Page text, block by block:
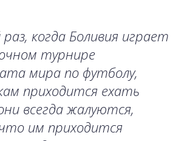
когда Боливия играет
турнире
мира по футболу,
приходится ехать
всегда жалуются,
им приходится